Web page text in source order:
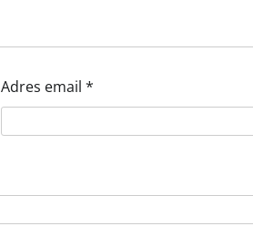
Adres email *